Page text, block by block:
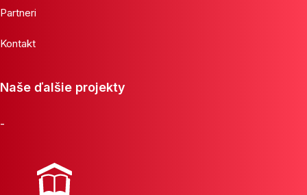
Partneri
Kontakt
Naše ďalšie projekty
-